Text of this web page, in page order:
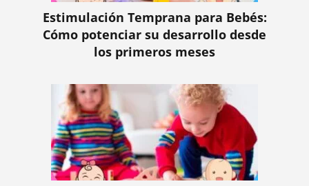
Estimulación Temprana para Bebés:
Cómo potenciar su desarrollo desde
los primeros meses